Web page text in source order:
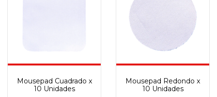
Mousepad Cuadrado x
10 Unidades
Mousepad Redondo x
10 Unidades